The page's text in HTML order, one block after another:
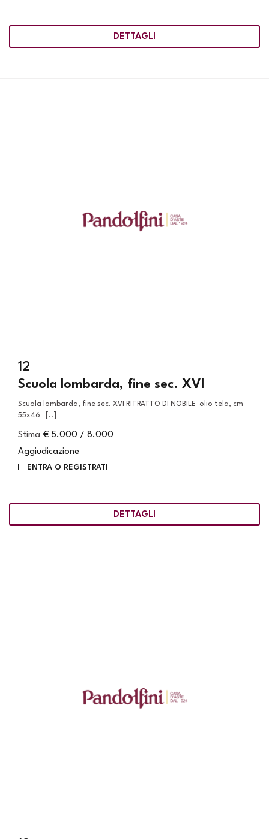
DETTAGLI
12
Scuola lombarda, fine sec. XVI
Scuola lombarda, fine sec. XVI RITRATTO DI NOBILE olio tela, cm
55x46 [..]
Stima € 5.000 / 8.000
Aggiudicazione
ENTRA O REGISTRATI
DETTAGLI